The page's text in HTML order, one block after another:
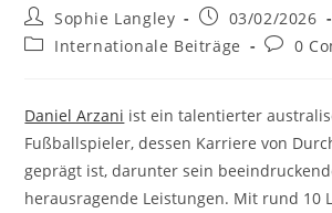
Post
author:
Sophie Langley
Post
published:
03/02/2026
PostInternationale Beiträge
Post0
Daniel Arzani ist ein talentierter
Fußballspieler, dessen Karriere von
geprägt ist, darunter sein
herausragende Leistungen. Mit rund 10